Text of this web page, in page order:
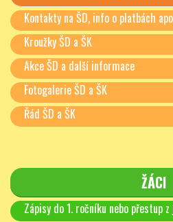
Kontakty na ŠD, info o platbách
Kroužky ŠD a ŠK
Akce ŠD a další informace
Fotogalerie ŠD a ŠK
Řád ŠD a ŠK
ŽÁCI
Zápisy do 1. ročníku nebo přestup